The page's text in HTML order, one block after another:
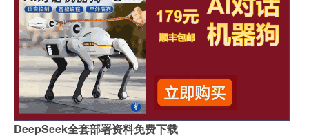
DeepSeek全套部署资料免费下载